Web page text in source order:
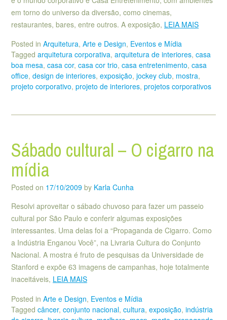
em torno do universo da diversão, como cinemas,
restaurantes, bares, entre outros. A exposição, LEIA MAIS
Posted in Arquitetura, Arte e Design, Eventos e Mídia
Tagged arquitetura corporativa, arquitetura de interiores, casa
boa mesa, casa cor, casa cor trio, casa entretenimento, casa
office, design de interiores, exposição, jockey club, mostra,
projeto corporativo, projeto de interiores, projetos corporativos
Sábado cultural – O cigarro na
mídia
Posted on 17/10/2009 by Karla Cunha
Resolvi aproveitar o sábado chuvoso para fazer um passeio
cultural por São Paulo e conferir algumas exposições
interessantes. Uma delas foi a “Propaganda de Cigarro. Como
a Indústria Enganou Você”, na Livraria Cultura do Conjunto
Nacional. A mostra é fruto de pesquisas da Universidade de
Stanford e expõe 63 imagens de campanhas, hoje totalmente
inaceitáveis, LEIA MAIS
Posted in Arte e Design, Eventos e Mídia
Tagged câncer, conjunto nacional, cultura, exposição, indústria